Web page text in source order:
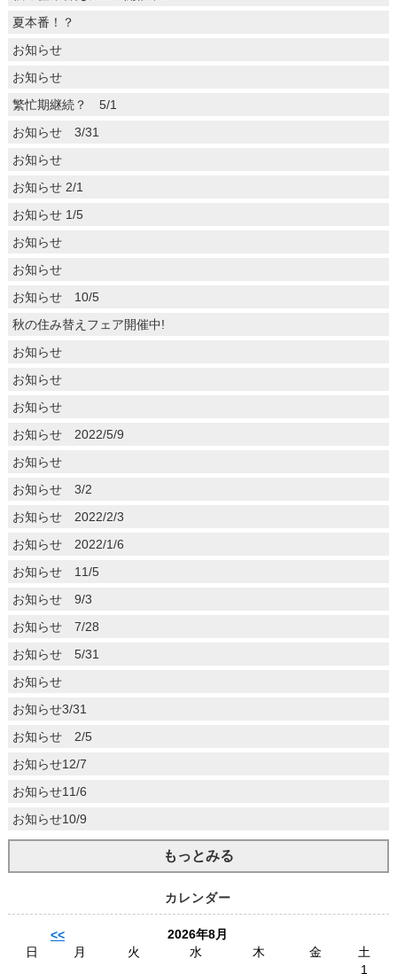
夏本番！？
お知らせ
お知らせ
繁忙期継続？ 5/1
お知らせ 3/31
お知らせ
お知らせ 2/1
お知らせ 1/5
お知らせ
お知らせ
お知らせ 10/5
秋の住み替えフェア開催中!
お知らせ
お知らせ
お知らせ
お知らせ 2022/5/9
お知らせ
お知らせ 3/2
お知らせ 2022/2/3
お知らせ 2022/1/6
お知らせ 11/5
お知らせ 9/3
お知らせ 7/28
お知らせ 5/31
お知らせ
お知らせ3/31
お知らせ 2/5
お知らせ12/7
お知らせ11/6
お知らせ10/9
もっとみる
カレンダー
<<
2026年8月
日
月 火 水 木 金
土
1